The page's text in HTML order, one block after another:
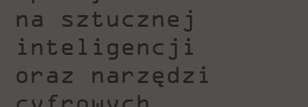
na sztucznej
inteligencji
oraz narzędzi